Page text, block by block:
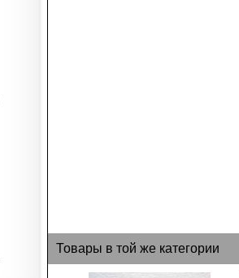
Товары в той же категории